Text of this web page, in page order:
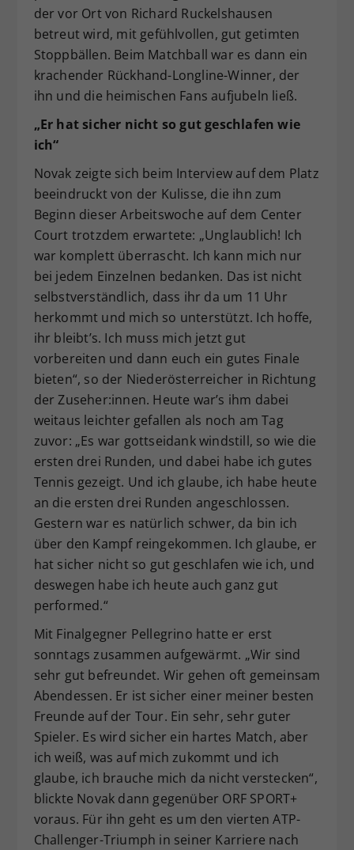
der vor Ort von Richard Ruckelshausen
betreut wird, mit gefühlvollen, gut getimten
Stoppbällen. Beim Matchball war es dann ein
krachender Rückhand-Longline-Winner, der
ihn und die heimischen Fans aufjubeln ließ.
„Er hat sicher nicht so gut geschlafen wie
ich“
Novak zeigte sich beim Interview auf dem Platz
beeindruckt von der Kulisse, die ihn zum
Beginn dieser Arbeitswoche auf dem Center
Court trotzdem erwartete: „Unglaublich! Ich
war komplett überrascht. Ich kann mich nur
bei jedem Einzelnen bedanken. Das ist nicht
selbstverständlich, dass ihr da um 11 Uhr
herkommt und mich so unterstützt. Ich hoffe,
ihr bleibt’s. Ich muss mich jetzt gut
vorbereiten und dann euch ein gutes Finale
bieten“, so der Niederösterreicher in Richtung
der Zuseher:innen. Heute war’s ihm dabei
weitaus leichter gefallen als noch am Tag
zuvor: „Es war gottseidank windstill, so wie die
ersten drei Runden, und dabei habe ich gutes
Tennis gezeigt. Und ich glaube, ich habe heute
an die ersten drei Runden angeschlossen.
Gestern war es natürlich schwer, da bin ich
über den Kampf reingekommen. Ich glaube, er
hat sicher nicht so gut geschlafen wie ich, und
deswegen habe ich heute auch ganz gut
performed.“
Mit Finalgegner Pellegrino hatte er erst
sonntags zusammen aufgewärmt. „Wir sind
sehr gut befreundet. Wir gehen oft gemeinsam
Abendessen. Er ist sicher einer meiner besten
Freunde auf der Tour. Ein sehr, sehr guter
Spieler. Es wird sicher ein hartes Match, aber
ich weiß, was auf mich zukommt und ich
glaube, ich brauche mich da nicht verstecken“,
blickte Novak dann gegenüber ORF SPORT+
voraus. Für ihn geht es um den vierten ATP-
Challenger-Triumph in seiner Karriere nach